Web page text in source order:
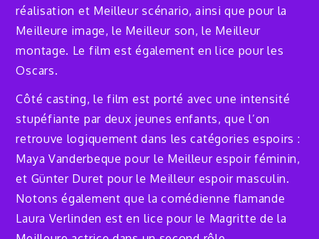
réalisation et Meilleur scénario, ainsi que pour la
Meilleure image, le Meilleur son, le Meilleur
montage. Le film est également en lice pour les
Oscars.
Côté casting, le film est porté avec une intensité
stupéfiante par deux jeunes enfants, que l’on
retrouve logiquement dans les catégories espoirs :
Maya Vanderbeque pour le Meilleur espoir féminin,
et Günter Duret pour le Meilleur espoir masculin.
Notons également que la comédienne flamande
Laura Verlinden est en lice pour le Magritte de la